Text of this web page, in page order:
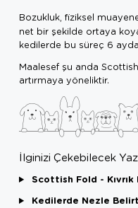
Bozukluk, fiziksel
net bir şekilde ortaya
kedilerde bu süreç 6
Maalesef şu anda
artırmaya yöneliktir.
İlginizi Çekebilecek
Scottish Fold - Kıvrık
Kedilerde Nezle